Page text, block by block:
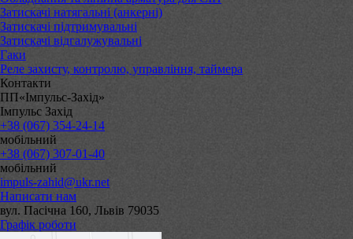
Затискачі натягальні (анкерні)
Затискачі підтримувальні
Затискачі відгалужувальні
Гаки
Реле захисту, контролю, управління, таймера
Контакти
ПП«Імпульс-Захід»
Імпульс Захід
+38 (067) 354-24-14
мобільний
+38 (067) 307-01-40
мобільний
impuls-zahid@ukr.net
Написати нам
вул. Пасічна 160, Львів 79035
Графік роботи